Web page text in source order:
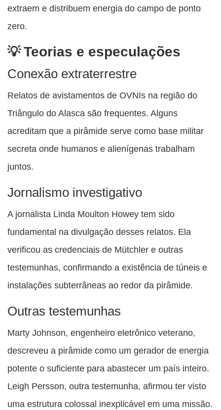
extraem e distribuem energia do campo de ponto
zero.
Teorias e especulações
Conexão extraterrestre
Relatos de avistamentos de OVNIs na região do
Triângulo do Alasca são frequentes. Alguns
acreditam que a pirâmide serve como base militar
secreta onde humanos e alienígenas trabalham
juntos.
Jornalismo investigativo
A jornalista Linda Moulton Howey tem sido
fundamental na divulgação desses relatos. Ela
verificou as credenciais de Mütchler e outras
testemunhas, confirmando a existência de túneis e
instalações subterrâneas ao redor da pirâmide.
Outras testemunhas
Marty Johnson, engenheiro eletrônico veterano,
descreveu a pirâmide como um gerador de energia
potente o suficiente para abastecer um país inteiro.
Leigh Persson, outra testemunha, afirmou ter visto
uma estrutura colossal inexplicável em uma missão.